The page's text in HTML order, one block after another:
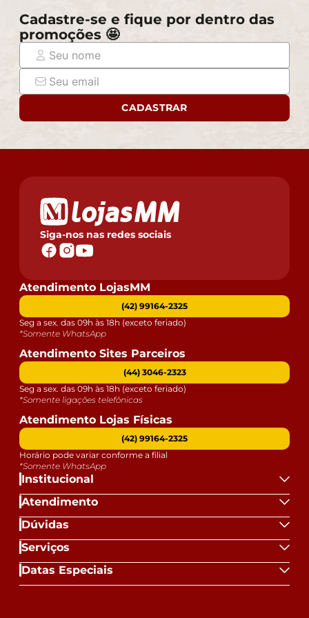
Cadastre-se e fique por dentro das
promoções 🤩
CADASTRAR
Siga-nos nas redes sociais
Institucional
Atendimento
Dúvidas
Serviços
Datas Especiais
Atendimento LojasMM
(42) 99164-2325
Seg a sex. das 09h às 18h (exceto feriado)
*Somente WhatsApp
Atendimento Sites Parceiros
(44) 3046-2323
Seg a sex. das 09h às 18h (exceto feriado)
*Somente ligações telefônicas
Atendimento Lojas Físicas
(42) 99164-2325
Horário pode variar conforme a filial
*Somente WhatsApp